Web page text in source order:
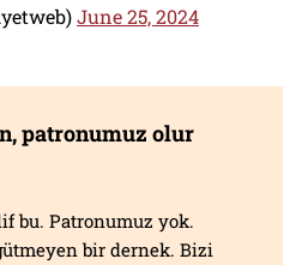
June 25, 2024
patronumuz olur
bu. Patronumuz yok.
bir dernek. Bizi